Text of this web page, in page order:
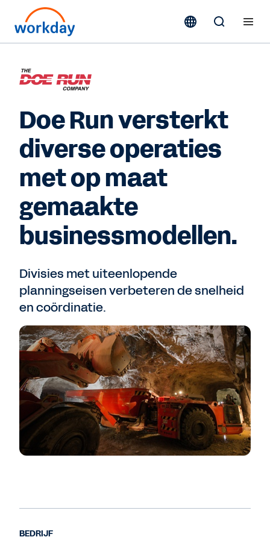
Doe Run versterkt
diverse operaties
met op maat
gemaakte
businessmodellen.
Divisies met uiteenlopende
planningseisen verbeteren de snelheid
en coördinatie.
BEDRIJF